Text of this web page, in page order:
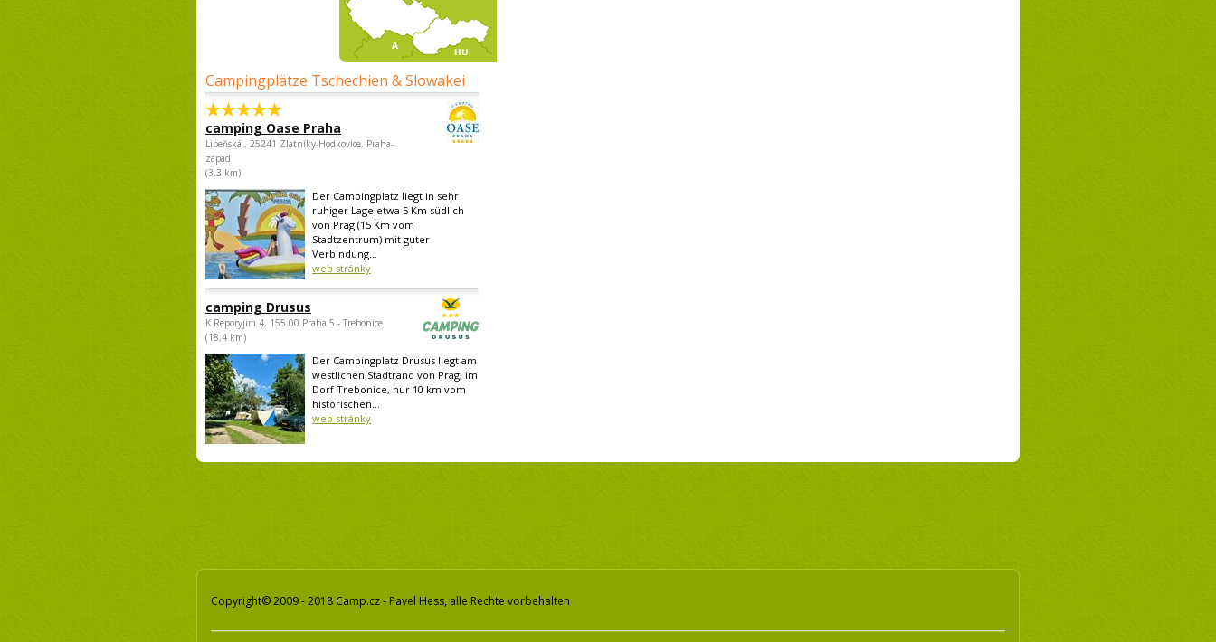
Campingplätze Tschechien & Slowakei
camping Oase Praha
Libeňská , 25241 Zlatníky-Hodkovice, Praha-
západ
(3,3 km)
Der Campingplatz liegt in sehr
ruhiger Lage etwa 5 Km südlich
von Prag (15 Km vom
Stadtzentrum) mit guter
Verbindung...
web stránky
camping Drusus
K Reporyjim 4, 155 00 Praha 5 - Trebonice
(18,4 km)
Der Campingplatz Drusus liegt am
westlichen Stadtrand von Prag, im
Dorf Trebonice, nur 10 km vom
historischen...
web stránky
Copyright© 2009 - 2018 Camp.cz - Pavel Hess, alle Rechte vorbehalten